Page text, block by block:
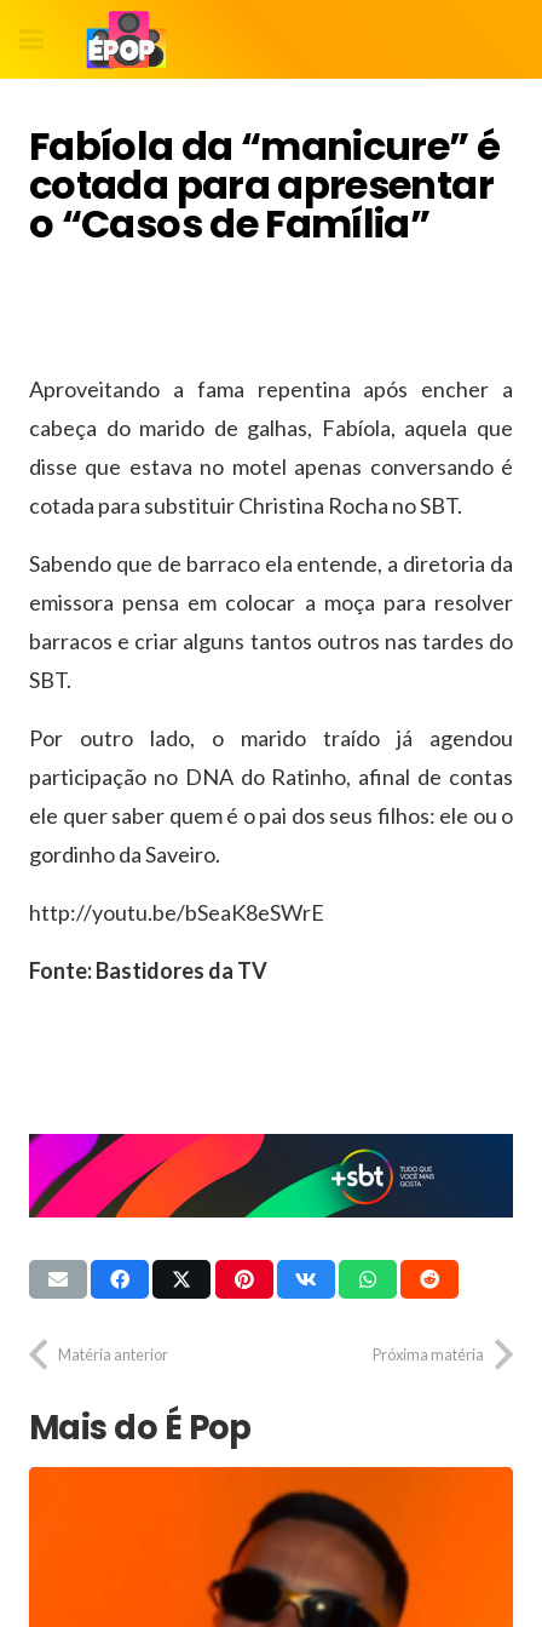
Fabíola da “manicure” é
cotada para apresentar
o “Casos de Família”
Aproveitando a fama repentina após encher a
cabeça do marido de galhas, Fabíola, aquela que
disse que estava no motel apenas conversando é
cotada para substituir Christina Rocha no SBT.
Sabendo que de barraco ela entende, a diretoria da
emissora pensa em colocar a moça para resolver
barracos e criar alguns tantos outros nas tardes do
SBT.
Por outro lado, o marido traído já agendou
participação no DNA do Ratinho, afinal de contas
ele quer saber quem é o pai dos seus filhos: ele ou o
gordinho da Saveiro.
http://youtu.be/bSeaK8eSWrE
Fonte: Bastidores da TV
Matéria anterior Próxima matéria
Mais do É Pop